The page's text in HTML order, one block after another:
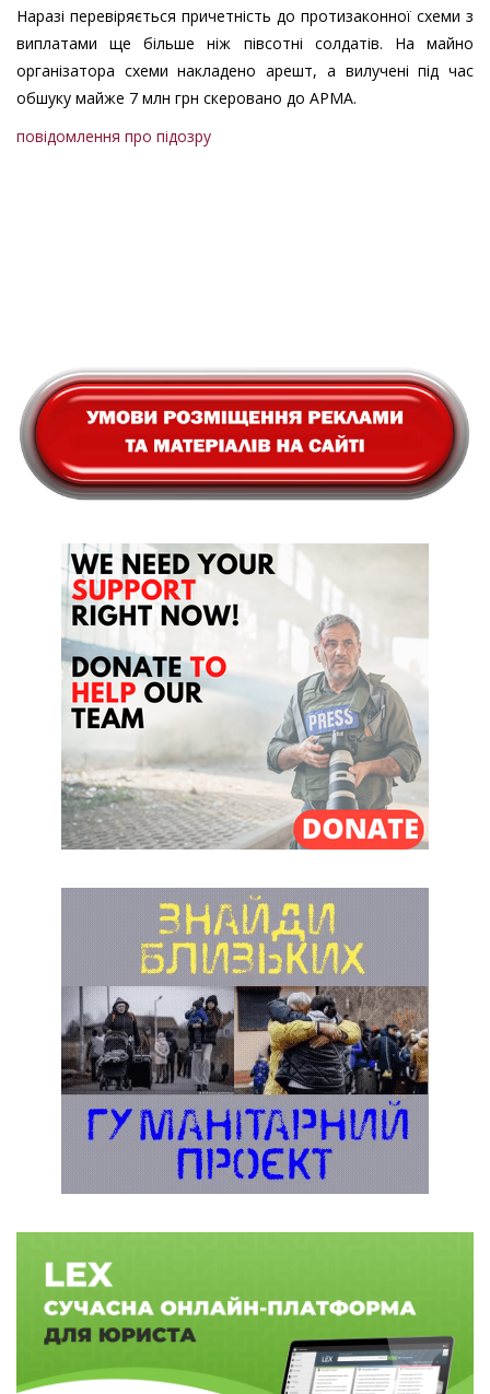
Наразі перевіряється причетність до протизаконної схеми з
виплатами ще більше ніж півсотні солдатів. На майно
організатора схеми накладено арешт, а вилучені під час
обшуку майже 7 млн грн скеровано до АРМА.
повідомлення про підозру